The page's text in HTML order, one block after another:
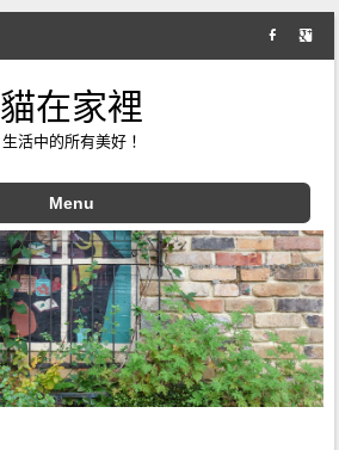
貓在家裡
生活中的所有美好！
Menu